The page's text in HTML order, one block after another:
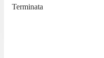
Terminata